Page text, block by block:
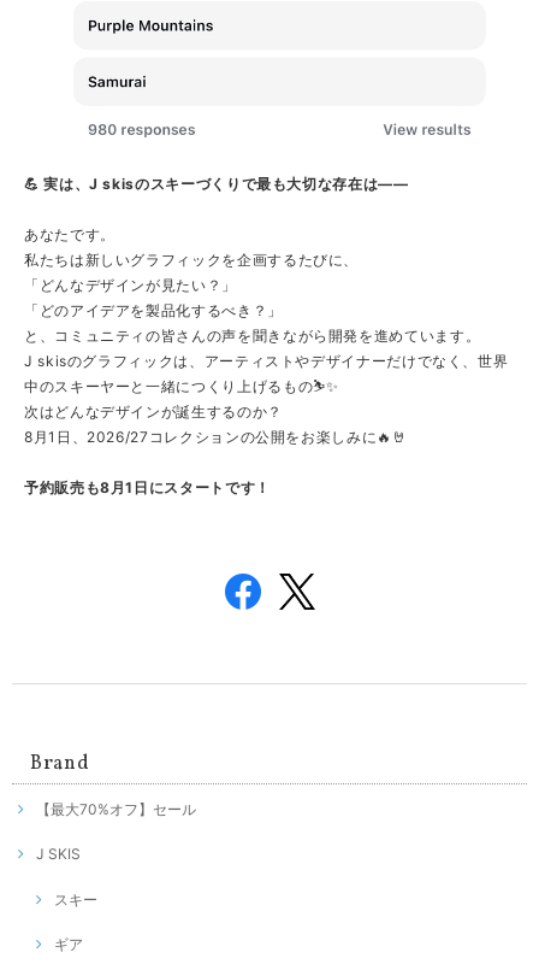
💪 実は、J skisのスキーづくりで最も大切な存在は――
あなたです。
私たちは新しいグラフィックを企画するたびに、
「どんなデザインが見たい？」
「どのアイデアを製品化するべき？」
と、コミュニティの皆さんの声を聞きながら開発を進めています。
J skisのグラフィックは、アーティストやデザイナーだけでなく、世界
中のスキーヤーと一緒につくり上げるもの⛷️✨
次はどんなデザインが誕生するのか？
8月1日、2026/27コレクションの公開をお楽しみに🔥🤘
予約販売も8月1日にスタートです！
Brand
【最大70%オフ】セール
J SKIS
スキー
ギア